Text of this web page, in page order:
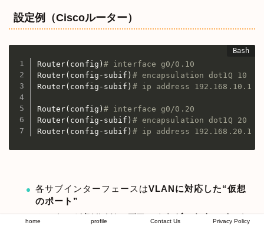
設定例（Ciscoルーター）
Router( config ) # interface g0/0.10
Router( config-subif ) # encapsulation dot1Q 10
Router( config-subif ) # ip address 192.168.10.1
Router( config ) # interface g0/0.20
Router( config-subif ) # encapsulation dot1Q 20
Router( config-subif ) # ip address 192.168.20.1
各サブインターフェースはVLANに対応した“仮想
のポート”
ルーターが各VLANのデフォルトゲートウェイにな
home profile Contact Us Privacy Policy